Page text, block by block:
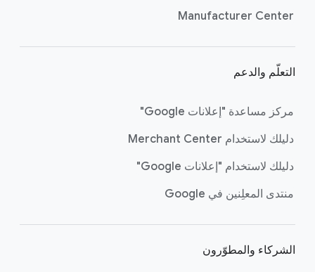
Manufacturer Center
التعلّم والدعم
مركز مساعدة "إعلانات Google"
دليلك لاستخدام Merchant Center
دليلك لاستخدام "إعلانات Google"
منتدى المعلِنين في Google
الشركاء والمطوّرون